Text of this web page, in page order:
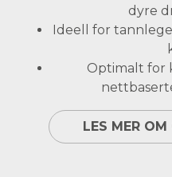
dyre
Ideell for
Optimalt for
LES MER